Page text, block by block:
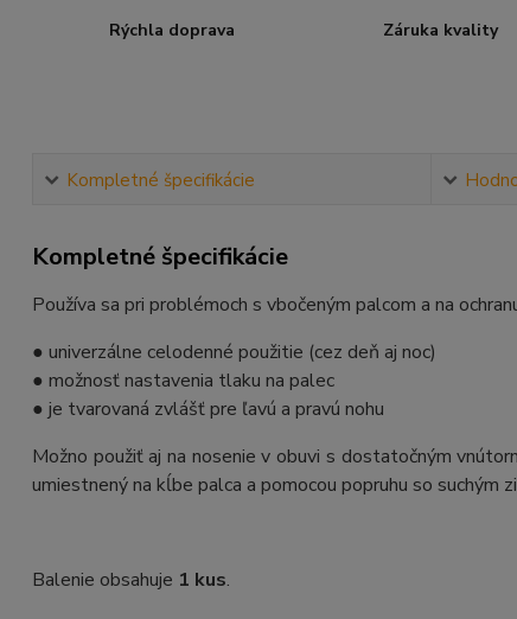
Rýchla doprava Záruka kvality
Kompletné špecifikácie
Kompletné špecifikácie
Používa sa pri problémoch s vbočeným palcom a na
● univerzálne celodenné použitie (cez deň aj noc)
● možnosť nastavenia tlaku na palec
● je tvarovaná zvlášť pre ľavú a pravú nohu
Možno použiť aj na nosenie v obuvi s dostatočným
umiestnený na kĺbe palca a pomocou popruhu so suchým
Balenie obsahuje 1 kus.